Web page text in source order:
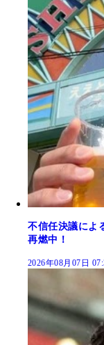
不信任決議によ
再燃中！
2026年08月07日